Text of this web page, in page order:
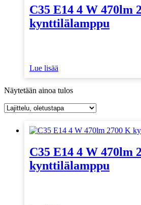
C35 E14 4 W 470lm
kynttilälamppu
Lue lisää
Näytetään ainoa tulos
C35 E14 4 W 470lm
kynttilälamppu